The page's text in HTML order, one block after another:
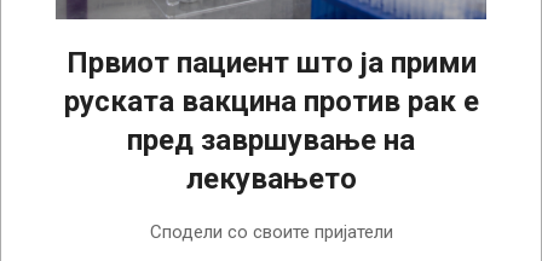
Првиот пациент што ја прими
руската вакцина против рак е
пред завршување на
лекувањето
Сподели со своите пријатели